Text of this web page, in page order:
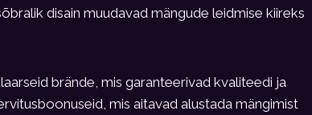
disain muudavad mängude leidmise kiireks
brände, mis garanteerivad kvaliteedi ja
mis aitavad alustada mängimist